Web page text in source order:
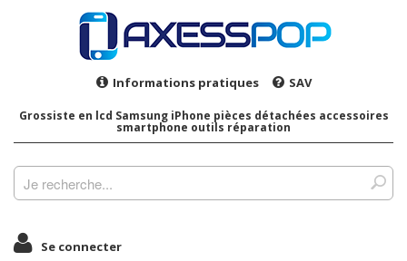
Informations pratiques SAV
Grossiste en lcd Samsung iPhone pièces détachées accessoires
smartphone outils réparation
Se connecter